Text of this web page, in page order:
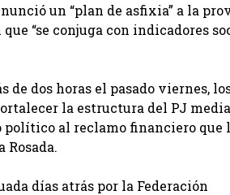
un “plan de asfixia” a la
“se conjuga con indicadores
dos horas el pasado viernes,
la estructura del PJ
político al reclamo financiero que
Rosada.
días atrás por la Federación